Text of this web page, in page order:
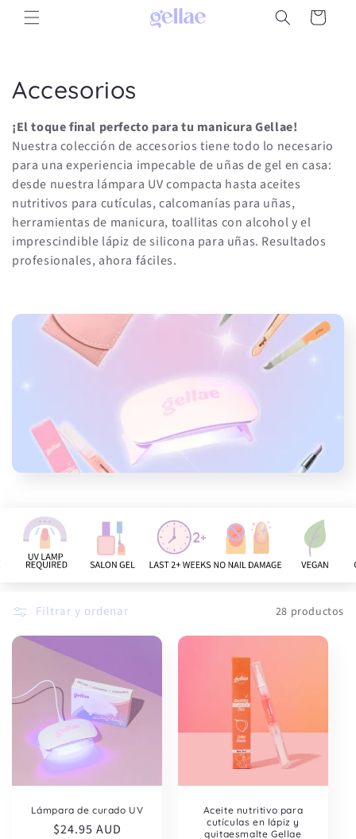
directamente
Carrito
C
o
l
e
c
c
i
ó
Accesorios
¡El toque final perfecto para tu manicura Gellae!
Nuestra colección de accesorios tiene todo lo necesario
para una experiencia impecable de uñas de gel en casa:
desde nuestra lámpara UV compacta hasta aceites
nutritivos para cutículas, calcomanías para uñas,
herramientas de manicura, toallitas con alcohol y el
imprescindible lápiz de silicona para uñas. Resultados
profesionales, ahora fáciles.
Filtrar y ordenar 28 productos
Lámpara de curado UV
Precio
$24.95 AUD
Aceite nutritivo para
cutículas en lápiz y
quitaesmalte Gellae